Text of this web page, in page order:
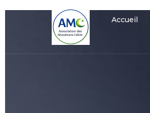
Accueil